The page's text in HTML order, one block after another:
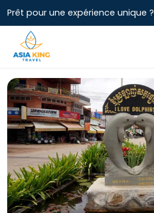
Prêt pour une expérience unique ?